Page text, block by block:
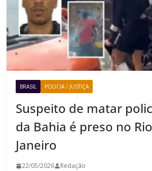
BRASIL POLICIA / JUSTIÇA
Suspeito de matar
da Bahia é preso no
Janeiro
22/05/2026 Redação